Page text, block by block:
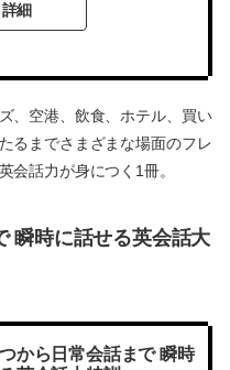
詳細
、空港、飲食、ホテル、買い
るまでさまざまな場面のフレ
会話力が身につく1冊。
瞬時に話せる英会話大
から日常会話まで 瞬時